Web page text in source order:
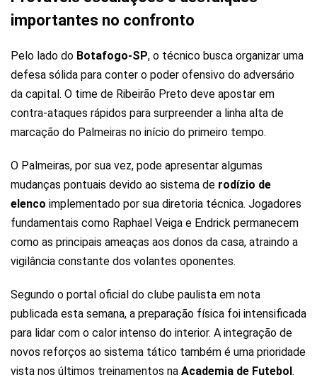
importantes no confronto
Pelo lado do Botafogo-SP, o técnico busca organizar uma
defesa sólida para conter o poder ofensivo do adversário
da capital. O time de Ribeirão Preto deve apostar em
contra-ataques rápidos para surpreender a linha alta de
marcação do Palmeiras no início do primeiro tempo.
O Palmeiras, por sua vez, pode apresentar algumas
mudanças pontuais devido ao sistema de rodízio de
elenco implementado por sua diretoria técnica. Jogadores
fundamentais como Raphael Veiga e Endrick permanecem
como as principais ameaças aos donos da casa, atraindo a
vigilância constante dos volantes oponentes.
Segundo o portal oficial do clube paulista em nota
publicada esta semana, a preparação física foi intensificada
para lidar com o calor intenso do interior. A integração de
novos reforços ao sistema tático também é uma prioridade
vista nos últimos treinamentos na Academia de Futebol .